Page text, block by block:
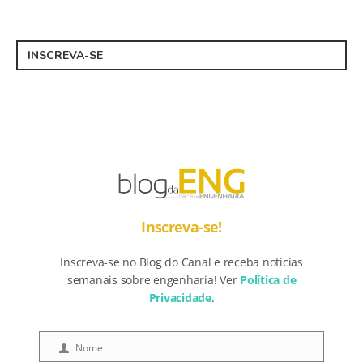
INSCREVA-SE
Inscreva-se!
Inscreva-se no Blog do Canal e receba notícias
semanais sobre engenharia! Ver Política de
Privacidade.
Nome Nome